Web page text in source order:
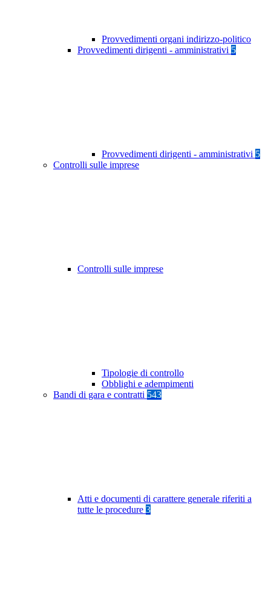
Provvedimenti organi indirizzo-politico
Provvedimenti dirigenti - amministrativi 5
Provvedimenti dirigenti - amministrativi 5
Controlli sulle imprese
Controlli sulle imprese
Tipologie di controllo
Obblighi e adempimenti
Bandi di gara e contratti 543
Atti e documenti di carattere generale riferiti a
tutte le procedure 3